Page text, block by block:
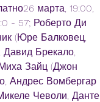
марта, 19:00,
- 57; Роберто Ди
(Юре Балковец,
Давид Брекало,
Зайц (Джон
Андрес Вомбергар
Чеволи, Данте